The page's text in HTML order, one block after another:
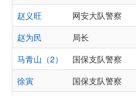
赵义旺
网安大队警察
赵为民
局长
马青山（2）
国保支队警察
徐寅
国保支队警察